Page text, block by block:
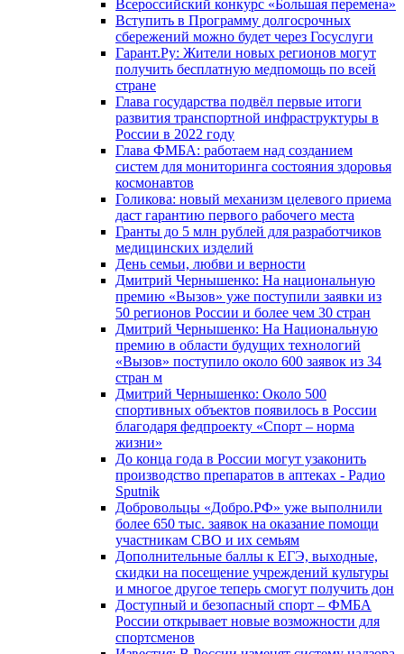
Всероссийский конкурс «Большая перемена»
Вступить в Программу долгосрочных
сбережений можно будет через Госуслуги
Гарант.Ру: Жители новых регионов могут
получить бесплатную медпомощь по всей
стране
Глава государства подвёл первые итоги
развития транспортной инфраструктуры в
России в 2022 году
Глава ФМБА: работаем над созданием
систем для мониторинга состояния здоровья
космонавтов
Голикова: новый механизм целевого приема
даст гарантию первого рабочего места
Гранты до 5 млн рублей для разработчиков
медицинских изделий
День семьи, любви и верности
Дмитрий Чернышенко: На национальную
премию «Вызов» уже поступили заявки из
50 регионов России и более чем 30 стран
Дмитрий Чернышенко: На Национальную
премию в области будущих технологий
«Вызов» поступило около 600 заявок из 34
стран м
Дмитрий Чернышенко: Около 500
спортивных объектов появилось в России
благодаря федпроекту «Спорт – норма
жизни»
До конца года в России могут узаконить
производство препаратов в аптеках - Радио
Sputnik
Добровольцы «Добро.РФ» уже выполнили
более 650 тыс. заявок на оказание помощи
участникам СВО и их семьям
Дополнительные баллы к ЕГЭ, выходные,
скидки на посещение учреждений культуры
и многое другое теперь смогут получить дон
Доступный и безопасный спорт – ФМБА
России открывает новые возможности для
спортсменов